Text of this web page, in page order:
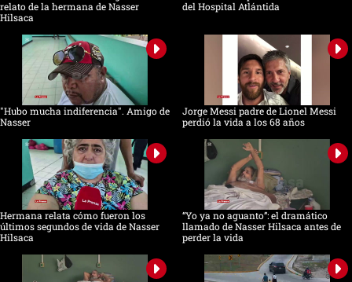
relato de la hermana de Nasser
Hilsaca
del Hospital Atlántida
"Hubo mucha indiferencia". Amigo de
Nasser
Jorge Messi padre de Lionel Messi
perdió la vida a los 68 años
Hermana relata cómo fueron los
últimos segundos de vida de Nasser
Hilsaca
“Yo ya no aguanto”: el dramático
llamado de Nasser Hilsaca antes de
perder la vida